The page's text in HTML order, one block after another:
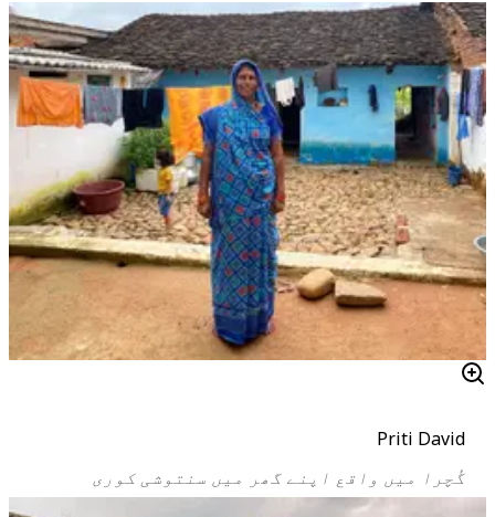
Priti David
گُچرا میں واقع اپنے گھر میں سنتوشی کوری